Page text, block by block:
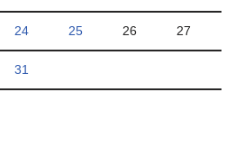
24 25 26 27
31